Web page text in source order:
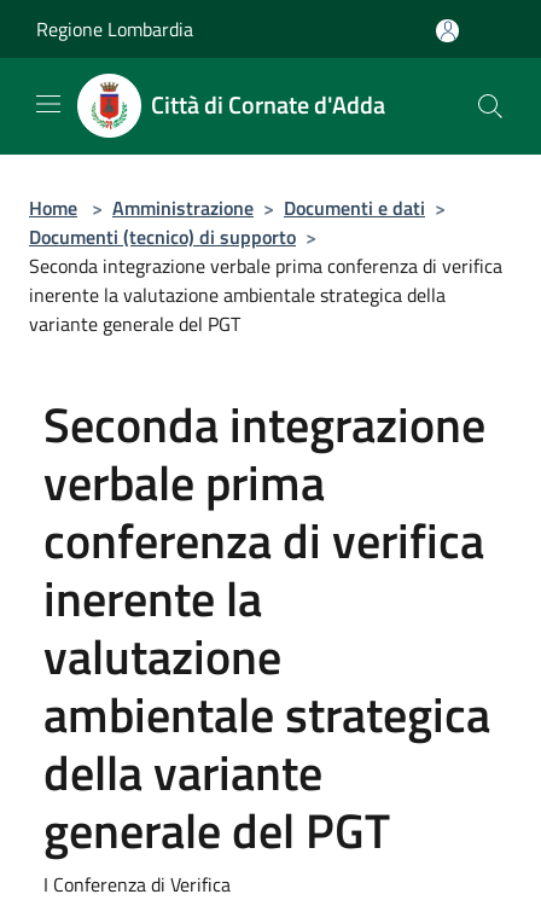
Regione Lombardia
Città di Cornate d'Adda
Home > Amministrazione > Documenti e dati >
Documenti (tecnico) di supporto >
Seconda integrazione verbale prima conferenza di verifica
inerente la valutazione ambientale strategica della
variante generale del PGT
Seconda integrazione
verbale prima
conferenza di verifica
inerente la
valutazione
ambientale strategica
della variante
generale del PGT
I Conferenza di Verifica